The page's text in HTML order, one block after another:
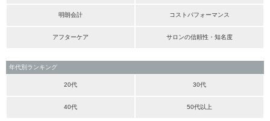
明朗会計 コストパフォーマンス
アフターケア サロンの信頼性・知名度
年代別ランキング
20代 30代
40代 50代以上